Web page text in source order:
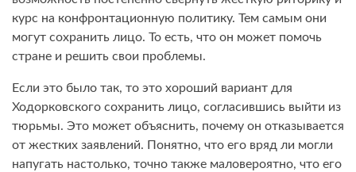
курс на конфронтационную политику. Тем самым они
могут сохранить лицо. То есть, что он может помочь
стране и решить свои проблемы.
Если это было так, то это хороший вариант для
Ходорковского сохранить лицо, согласившись выйти из
тюрьмы. Это может объяснить, почему он отказывается
от жестких заявлений. Понятно, что его вряд ли могли
напугать настолько, точно также маловероятно, что его